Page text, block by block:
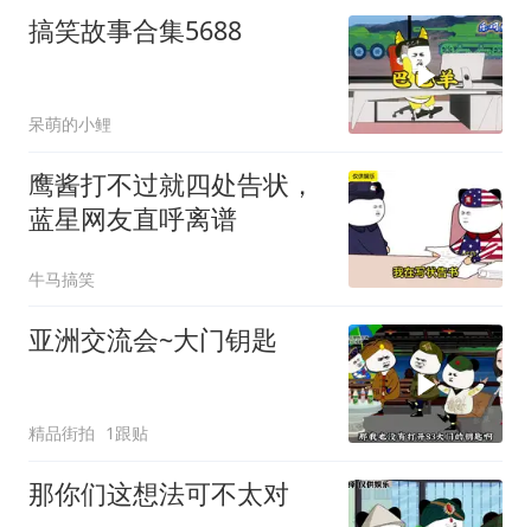
搞笑故事合集5688
呆萌的小鲤
鹰酱打不过就四处告状，
蓝星网友直呼离谱
牛马搞笑
亚洲交流会~大门钥匙
精品街拍 1跟贴
那你们这想法可不太对